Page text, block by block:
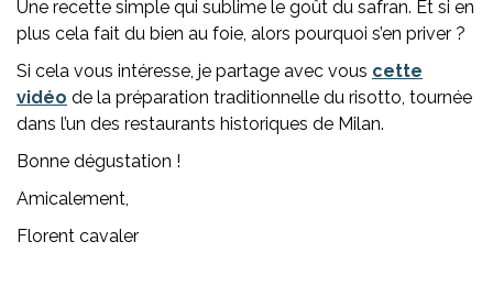
Une recette simple qui sublime le goût du safran. Et si en
plus cela fait du bien au foie, alors pourquoi s’en priver ?
Si cela vous intéresse, je partage avec vous cette
vidéo de la préparation traditionnelle du risotto, tournée
dans l’un des restaurants historiques de Milan.
Bonne dégustation !
Amicalement,
Florent cavaler